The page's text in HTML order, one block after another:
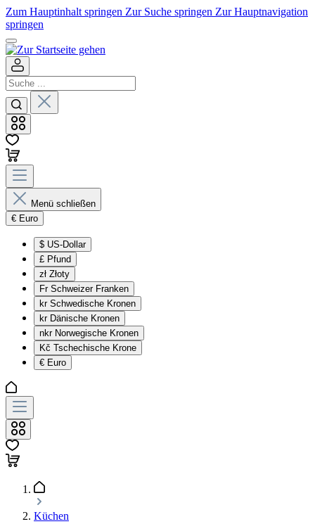
Zum Hauptinhalt springen Zur Suche springen Zur Hauptnavigation
springen
Menü schließen
€ Euro
$ US-Dollar
£ Pfund
zł Złoty
Fr Schweizer Franken
kr Schwedische Kronen
kr Dänische Kronen
nkr Norwegische Kronen
Kč Tschechische Krone
€ Euro
Küchen